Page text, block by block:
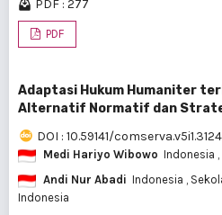
PDF : 277
PDF
Adaptasi Hukum Humaniter
Alternatif Normatif dan
DOI : 10.59141/comserva.v5i1.3124
Medi Hariyo Wibowo Indonesia
Andi Nur Abadi Indonesia ,
Indonesia